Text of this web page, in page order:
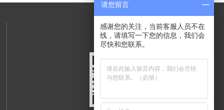
请您留言
感谢您的关注，当前客服人员不在
线，请填写一下您的信息，我们会
尽快和您联系。
关注我们